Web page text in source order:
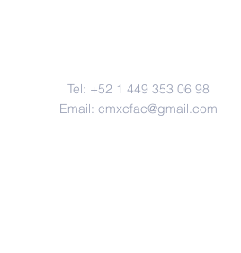
Tel: +52 1 449 353 06 98
Email: cmxcfac@gmail.com